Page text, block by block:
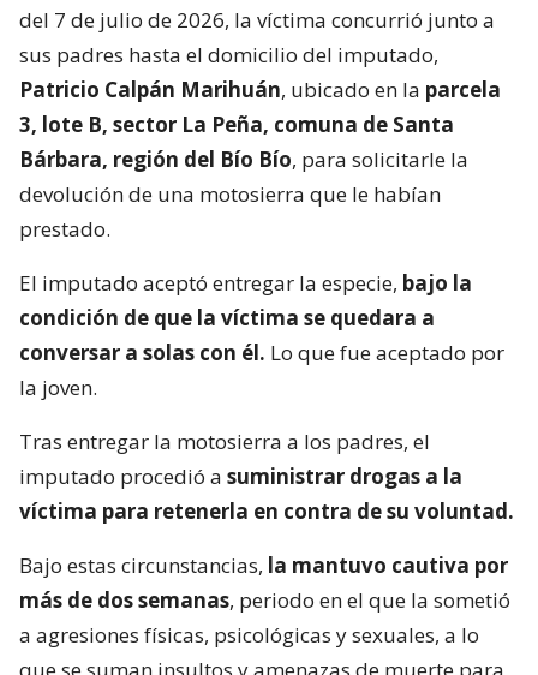
del 7 de julio de 2026, la víctima concurrió junto a
sus padres hasta el domicilio del imputado,
Patricio Calpán Marihuán, ubicado en la parcela
3, lote B, sector La Peña, comuna de Santa
Bárbara, región del Bío Bío, para solicitarle la
devolución de una motosierra que le habían
prestado.
El imputado aceptó entregar la especie, bajo la
condición de que la víctima se quedara a
conversar a solas con él. Lo que fue aceptado por
la joven.
Tras entregar la motosierra a los padres, el
imputado procedió a suministrar drogas a la
víctima para retenerla en contra de su voluntad.
Bajo estas circunstancias, la mantuvo cautiva por
más de dos semanas, periodo en el que la sometió
a agresiones físicas, psicológicas y sexuales, a lo
que se suman insultos y amenazas de muerte para